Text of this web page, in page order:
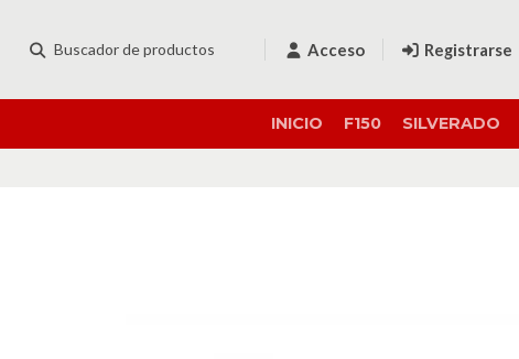
Acceso Registrarse
INICIO F150 SILVERADO